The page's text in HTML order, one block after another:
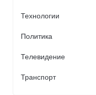
Технологии
Политика
Телевидение
Транспорт